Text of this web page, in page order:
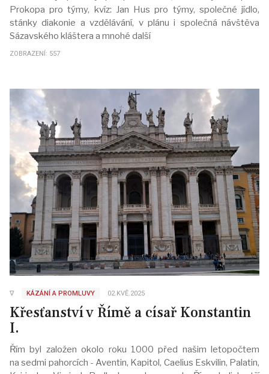
Prokopa pro týmy, kvíz: Jan Hus pro týmy, společné jídlo,
stánky diakonie a vzdělávání, v plánu i společná návštěva
Sázavského kláštera a mnohé další
ZOBRAZENÍ: 557
∇ KÁZÁNÍ A PROMLUVY 02.KVĚ.2025
Křesťanství v Římě a císař Konstantin
I.
Řím byl založen okolo roku 1000 před našim letopočtem
na sedmi pahorcích - Aventin, Kapitol, Caelius Eskvilin, Palatin,